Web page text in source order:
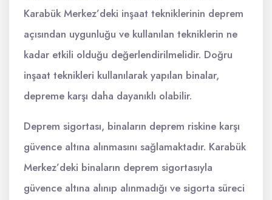
Karabük Merkez’deki inşaat tekniklerinin deprem
açısından uygunluğu ve kullanılan tekniklerin ne
kadar etkili olduğu değerlendirilmelidir. Doğru
inşaat teknikleri kullanılarak yapılan binalar,
depreme karşı daha dayanıklı olabilir.
Deprem sigortası, binaların deprem riskine karşı
güvence altına alınmasını sağlamaktadır. Karabük
Merkez’deki binaların deprem sigortasıyla
güvence altına alınıp alınmadığı ve sigorta süreci